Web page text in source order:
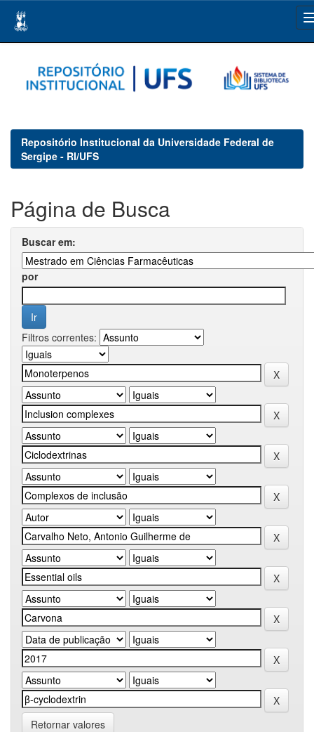
navigation
Repositório Institucional da Universidade Federal de
Sergipe - RI/UFS
Página de Busca
Buscar em:
por
Filtros correntes:
Retornar valores